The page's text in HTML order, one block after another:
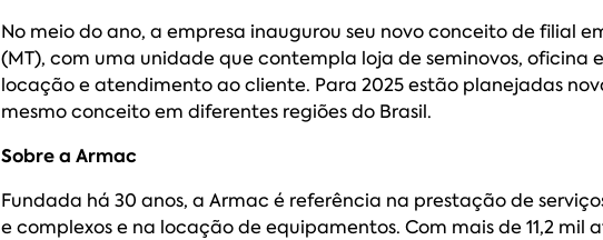
No meio do ano, a empresa inaugurou seu novo conceito de filial
(MT), com uma unidade que contempla loja de seminovos, oficina
locação e atendimento ao cliente. Para 2025 estão planejadas
mesmo conceito em diferentes regiões do Brasil.
Sobre a Armac
Fundada há 30 anos, a Armac é referência na prestação de
e complexos e na locação de equipamentos. Com mais de 11,2 mil